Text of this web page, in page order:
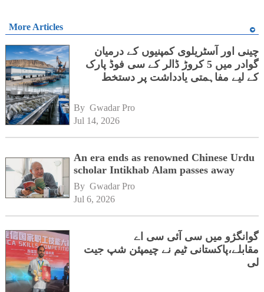
More Articles
چینی اور آسٹریلوی کمپنیوں کے درمیان
گوادر میں 5 کروڑ ڈالر کے سی فوڈ پارک
کے لیے مفاہمتی یادداشت پر دستخط
By Gwadar Pro
Jul 14, 2026
An era ends as renowned Chinese Urdu
scholar Intikhab Alam passes away
By Gwadar Pro
Jul 6, 2026
گوانگژو میں سی آئی سی اے
مقابلے،پاکستانی ٹیم نے چیمپئن شپ جیت
لی